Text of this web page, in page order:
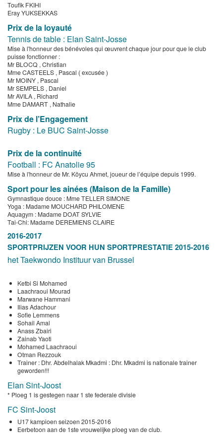
Toufik FKIHI
Eray YUKSEKKAS
Prix de la loyauté
Tennis de table : Elan Saint-Josse
Mise à l'honneur des bénévoles qui œuvrent chaque jour pour que le club
puisse fonctionner :
Mr BLOCQ , Christian
Mme CASTEELS , Pascal ( excusée )
Mr MOINY , Pascal
Mr SEMPELS , Daniel
Mr AVILA , Richard
Mme DAMART , Nathalie
Prix de l’Engagement
Rugby : Le BUC Saint-Josse
Prix de la continuité
Football : FC Anatolie 95
Mise à l'honneur de Mr. Köycu Ahmet, joueur de l’équipe depuis 1999.
Sport pour les ainées (Maison de la Famille)
Gymnastique douce : Mme TELLER SIMONE
Yoga : Madame MOUCHARD PHILOMENE
Aquagym : Madame DOAT SYLVIE
Tai-Chi: Madame DEREMIENS CLAIRE
2016-2017
SPORTPRIJZEN VOOR HUN SPORTPRESTATIE 2015-2016
het Taekwondo Instituur van Brussel
Ketbi Si Mohamed
Laachraoui Mourad
Marwane Hammani
Ilias Adachour
Sofie Lemmens
Sohail Amal
Anass Zbairi
Zainab Yaoti
Mohamed Laachraoui
Otman Rezzouk
Trainer : Dhr. Abdelhalak Mkadmi : Dhr. Mkadmi is nationale trainer
geworden!!!
Elan Sint-Joost
* Ploeg 1 is gestegen naar 1 ste federale divisie
FC Sint-Joost
U17 kampioen seizoen 2015-2016
Eerbetoon aan de 1ste vrouwelijke ploeg van de club.